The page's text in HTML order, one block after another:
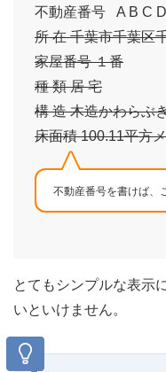
不動産番号 A B C D
所 在 千葉市千葉区
家屋番号 １番
種 類 居 宅
構 造 木造かわらぶ
床面積 100.11平方
不動産番号を書けば、
とてもシンプルな表示
いといけません。